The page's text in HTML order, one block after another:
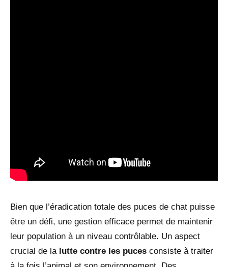
Bien que l’éradication totale des puces de chat puisse
être un défi, une gestion efficace permet de maintenir
leur population à un niveau contrôlable. Un aspect
crucial de la lutte contre les puces consiste à traiter